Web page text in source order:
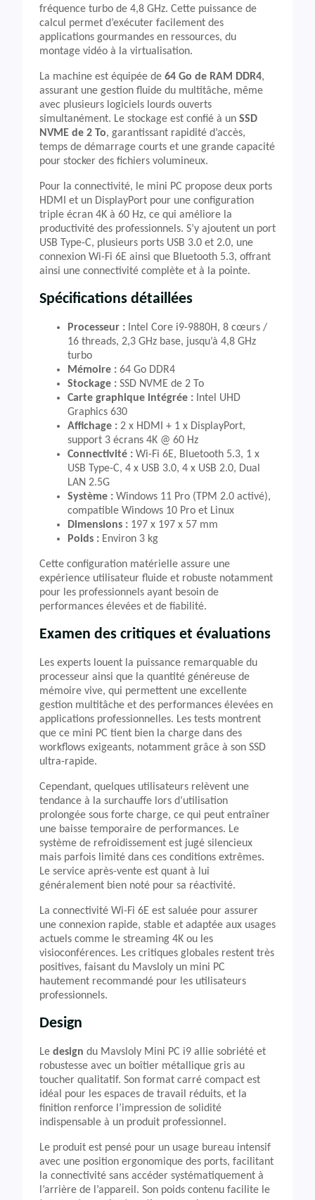
fréquence turbo de 4,8 GHz. Cette puissance de
calcul permet d’exécuter facilement des
applications gourmandes en ressources, du
montage vidéo à la virtualisation.
La machine est équipée de 64 Go de RAM DDR4,
assurant une gestion fluide du multitâche, même
avec plusieurs logiciels lourds ouverts
simultanément. Le stockage est confié à un SSD
NVME de 2 To, garantissant rapidité d’accès,
temps de démarrage courts et une grande capacité
pour stocker des fichiers volumineux.
Pour la connectivité, le mini PC propose deux ports
HDMI et un DisplayPort pour une configuration
triple écran 4K à 60 Hz, ce qui améliore la
productivité des professionnels. S’y ajoutent un port
USB Type-C, plusieurs ports USB 3.0 et 2.0, une
connexion Wi-Fi 6E ainsi que Bluetooth 5.3, offrant
ainsi une connectivité complète et à la pointe.
Spécifications détaillées
Processeur : Intel Core i9-9880H, 8 cœurs /
16 threads, 2,3 GHz base, jusqu’à 4,8 GHz
turbo
Mémoire : 64 Go DDR4
Stockage : SSD NVME de 2 To
Carte graphique intégrée : Intel UHD
Graphics 630
Affichage : 2 x HDMI + 1 x DisplayPort,
support 3 écrans 4K @ 60 Hz
Connectivité : Wi-Fi 6E, Bluetooth 5.3, 1 x
USB Type-C, 4 x USB 3.0, 4 x USB 2.0, Dual
LAN 2.5G
Système : Windows 11 Pro (TPM 2.0 activé),
compatible Windows 10 Pro et Linux
Dimensions : 197 x 197 x 57 mm
Poids : Environ 3 kg
Cette configuration matérielle assure une
expérience utilisateur fluide et robuste notamment
pour les professionnels ayant besoin de
performances élevées et de fiabilité.
Examen des critiques et évaluations
Les experts louent la puissance remarquable du
processeur ainsi que la quantité généreuse de
mémoire vive, qui permettent une excellente
gestion multitâche et des performances élevées en
applications professionnelles. Les tests montrent
que ce mini PC tient bien la charge dans des
workflows exigeants, notamment grâce à son SSD
ultra-rapide.
Cependant, quelques utilisateurs relèvent une
tendance à la surchauffe lors d’utilisation
prolongée sous forte charge, ce qui peut entraîner
une baisse temporaire de performances. Le
système de refroidissement est jugé silencieux
mais parfois limité dans ces conditions extrêmes.
Le service après-vente est quant à lui
généralement bien noté pour sa réactivité.
La connectivité Wi-Fi 6E est saluée pour assurer
une connexion rapide, stable et adaptée aux usages
actuels comme le streaming 4K ou les
visioconférences. Les critiques globales restent très
positives, faisant du Mavsloly un mini PC
hautement recommandé pour les utilisateurs
professionnels.
Design
Le design du Mavsloly Mini PC i9 allie sobriété et
robustesse avec un boîtier métallique gris au
toucher qualitatif. Son format carré compact est
idéal pour les espaces de travail réduits, et la
finition renforce l’impression de solidité
indispensable à un produit professionnel.
Le produit est pensé pour un usage bureau intensif
avec une position ergonomique des ports, facilitant
la connectivité sans accéder systématiquement à
l’arrière de l’appareil. Son poids contenu facilite le